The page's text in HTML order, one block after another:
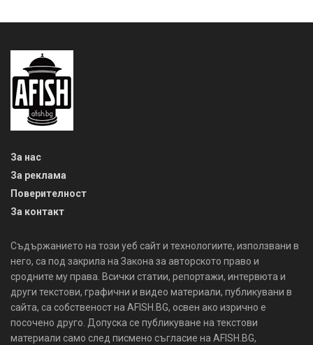
За нас
За реклама
Поверителност
За контакт
Съдържанието на този уеб сайт и технологиите, използвани в
него, са под закрила на Закона за авторското право и
сродните му права. Всички статии, репортажи, интервюта и
други текстови, графични и видео материали, публикувани в
сайта, са собственост на AFISH.BG, освен ако изрично е
посочено друго. Допуска се публикуване на текстови
материали само след писмено съгласие на AFISH.BG,